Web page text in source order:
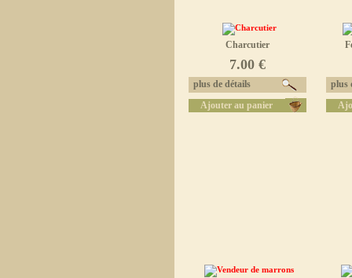
Charcutier
7.00 €
plus de détails
Ajouter au panier
plus